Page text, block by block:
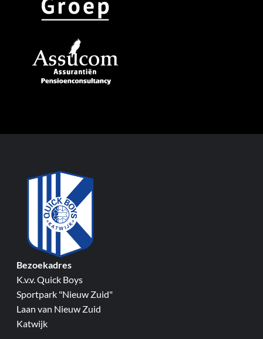
Bezoekadres
K.v.v. Quick Boys
Sportpark "Nieuw Zuid"
Laan van Nieuw Zuid
Katwijk